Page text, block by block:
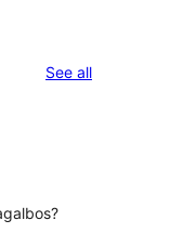
See allreviews